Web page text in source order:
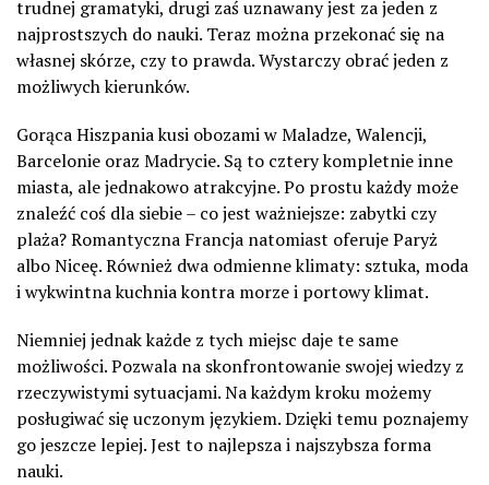
trudnej gramatyki, drugi zaś uznawany jest za jeden z
najprostszych do nauki. Teraz można przekonać się na
własnej skórze, czy to prawda. Wystarczy obrać jeden z
możliwych kierunków.
Gorąca Hiszpania kusi obozami w Maladze, Walencji,
Barcelonie oraz Madrycie. Są to cztery kompletnie inne
miasta, ale jednakowo atrakcyjne. Po prostu każdy może
znaleźć coś dla siebie – co jest ważniejsze: zabytki czy
plaża? Romantyczna Francja natomiast oferuje Paryż
albo Niceę. Również dwa odmienne klimaty: sztuka, moda
i wykwintna kuchnia kontra morze i portowy klimat.
Niemniej jednak każde z tych miejsc daje te same
możliwości. Pozwala na skonfrontowanie swojej wiedzy z
rzeczywistymi sytuacjami. Na każdym kroku możemy
posługiwać się uczonym językiem. Dzięki temu poznajemy
go jeszcze lepiej. Jest to najlepsza i najszybsza forma
nauki.